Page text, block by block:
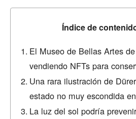
Índice de
El Museo de Bellas Artes
vendiendo NFTs para
Una rara ilustración de
estado no muy escondida
La luz del sol podría